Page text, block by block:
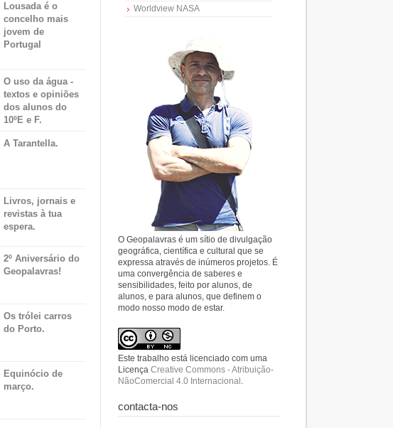
Lousada é o
concelho mais
jovem de
Portugal
O uso da água -
textos e opiniões
dos alunos do
10ºE e F.
A Tarantella.
Livros, jornais e
revistas à tua
espera.
2º Aniversário do
Geopalavras!
Os trólei carros
do Porto.
Equinócio de
março.
Worldview NASA
O Geopalavras é um sítio de divulgação
geográfica, científica e cultural que se
expressa através de inúmeros projetos. É
uma convergência de saberes e
sensibilidades, feito por alunos, de
alunos, e para alunos, que definem o
modo nosso modo de estar.
Este trabalho está licenciado com uma
Licença Creative Commons - Atribuição-
NãoComercial 4.0 Internacional .
contacta-nos